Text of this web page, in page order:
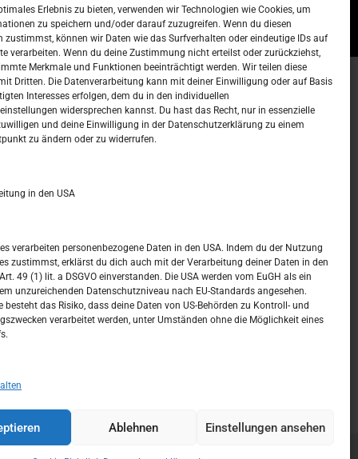
Erlebnis zu bieten, verwenden wir Technologien wie Cookies, um
zu speichern und/oder darauf zuzugreifen. Wenn du diesen
zustimmst, können wir Daten wie das Surfverhalten oder eindeutige IDs auf
verarbeiten. Wenn du deine Zustimmung nicht erteilst oder zurückziehst,
Merkmale und Funktionen beeinträchtigt werden. Wir teilen diese
Dritten. Die Datenverarbeitung kann mit deiner Einwilligung oder auf Basis
Interesses erfolgen, dem du in den individuellen
widersprechen kannst. Du hast das Recht, nur in essenzielle
und deine Einwilligung in der Datenschutzerklärung zu einem
zu ändern oder zu widerrufen.
in den USA
verarbeiten personenbezogene Daten in den USA. Indem du der Nutzung
zustimmst, erklärst du dich auch mit der Verarbeitung deiner Daten in den
49 (1) lit. a DSGVO einverstanden. Die USA werden vom EuGH als ein
unzureichenden Datenschutzniveau nach EU-Standards angesehen.
besteht das Risiko, dass deine Daten von US-Behörden zu Kontroll- und
verarbeitet werden, unter Umständen ohne die Möglichkeit eines
Ablehnen Einstellungen ansehen
–
Kalendar
10 11 12 13 14 15 16
17 18 19 20 21 22
24 25 26 27 28 29 30